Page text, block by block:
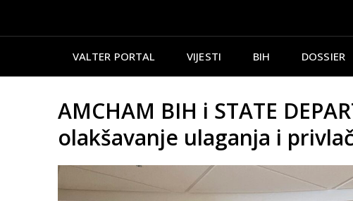
VALTER PORTAL VIJESTI BIH DOSSIER
AMCHAM BIH i STATE
olakšavanje ulaganja i